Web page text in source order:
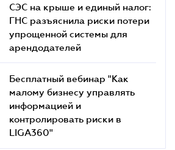
СЭС на крыше и единый налог:
ГНС разъяснила риски потери
упрощенной системы для
арендодателей
Бесплатный вебинар "Как
малому бизнесу управлять
информацией и
контролировать риски в
LIGA360"